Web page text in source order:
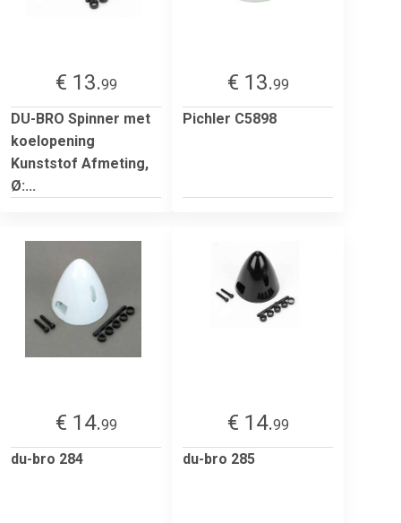
€ 13.99
DU-BRO Spinner met
koelopening
Kunststof Afmeting,
Ø:...
€ 13.99
Pichler C5898
€ 14.99
du-bro 284
€ 14.99
du-bro 285